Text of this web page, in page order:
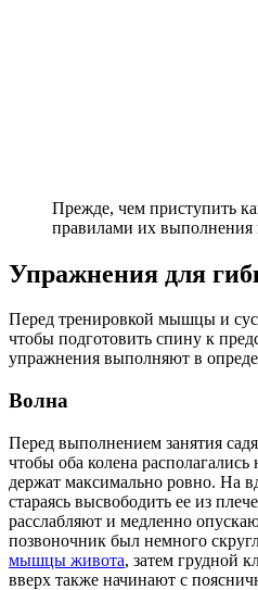
Прежде, чем приступить
правилами их
Упражнения для
Перед тренировкой мышцы и
чтобы подготовить спину к
упражнения выполняют в
Волна
Перед выполнением занятия
чтобы оба колена
держат максимально ровно. На
стараясь высвободить ее из
расслабляют и медленно
позвоночник был немного
мышцы живота, затем грудной
вверх также начинают с